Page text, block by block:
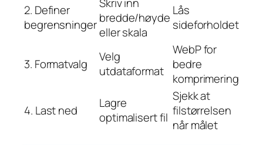
2. Definer
begrensninger bredde/høyde
eller skala
Lås
sideforholdet
3. Formatvalg
Velg
utdataformat
WebP for
bedre
komprimering
4. Last ned
Lagre
optimalisert fil
Sjekk at
filstørrelsen
når målet